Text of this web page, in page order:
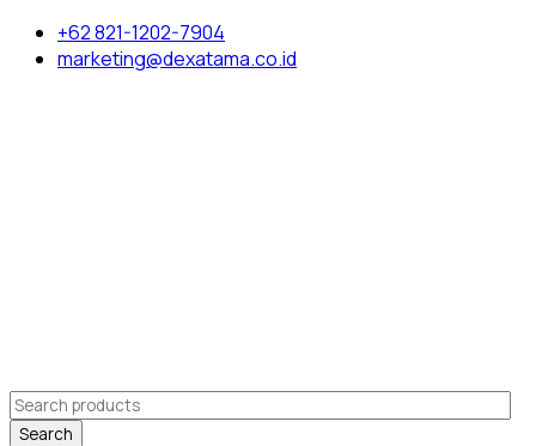
+62 821-1202-7904
marketing@dexatama.co.id
Search